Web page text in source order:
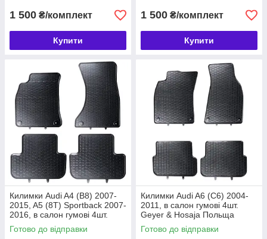
1 500 ₴/комплект
Купити
1 500 ₴/комплект
Купити
Килимки Audi A4 (B8) 2007-
2015, A5 (8T) Sportback 2007-
2016, в салон гумові 4шт.
Geyer & Hosaja Польща
(850/4C)
Готово до відправки
Килимки Audi A6 (C6) 2004-
2011, в салон гумові 4шт.
Geyer & Hosaja Польща
(840/4C)
Готово до відправки